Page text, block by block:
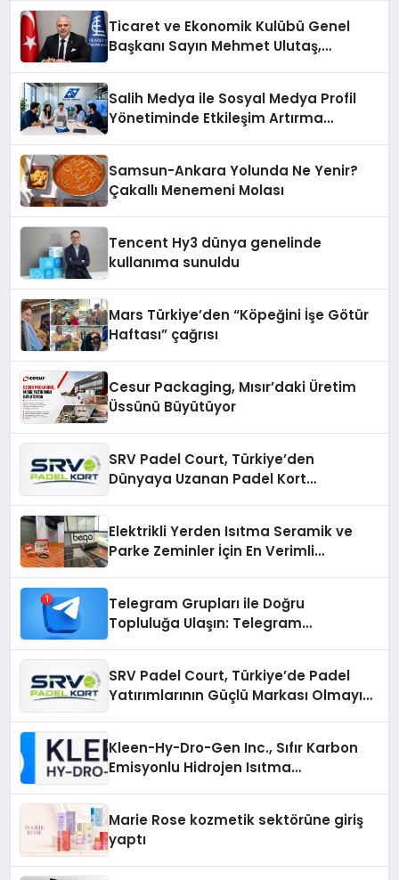
Ticaret ve Ekonomik Kulübü Genel
Başkanı Sayın Mehmet Ulutaş,
Salih Medya ile Sosyal Medya Profil
Yönetiminde Etkileşim Artırma
Samsun-Ankara Yolunda Ne Yenir?
Çakallı Menemeni Molası
Tencent Hy3 dünya genelinde
kullanıma sunuldu
Mars Türkiye’den “Köpeğini İşe Götür
Haftası” çağrısı
Cesur Packaging, Mısır’daki Üretim
Üssünü Büyütüyor
SRV Padel Court, Türkiye’den
Dünyaya Uzanan Padel Kort
Elektrikli Yerden Isıtma Seramik ve
Parke Zeminler İçin En Verimli
Telegram Grupları ile Doğru
Topluluğa Ulaşın: Telegram
SRV Padel Court, Türkiye’de Padel
Yatırımlarının Güçlü Markası Olmayı
Kleen-Hy-Dro-Gen Inc., Sıfır Karbon
Emisyonlu Hidrojen Isıtma
Marie Rose kozmetik sektörüne giriş
yaptı